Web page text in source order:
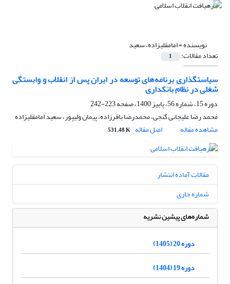
نویسنده =امامقلیزاده، سعید
تعداد مقالات: 1
سیاستگذاری برنامه‌های توسعه در ایران پس از انقلاب و وابستگی
شغلی در نظام بانکداری
دوره 15، شماره 56، پاییز 1400، صفحه
223-242
محمد رضا علیجانی گنجی، محمدرضا باقرزاده، پیمان ولیپور، سعید امامقلیزاده
مشاهده مقاله
اصل مقاله 531.48 K
مقالات آماده انتشار
شماره جاری
شماره‌های پیشین نشریه
دوره 20 (1405)
دوره 19 (1404)